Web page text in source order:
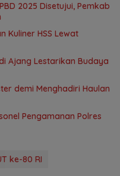
2025 Disetujui, Pemkab
Kuliner HSS Lewat
Ajang Lestarikan Budaya
demi Menghadiri Haulan
Pengamanan Polres
ke-80 RI